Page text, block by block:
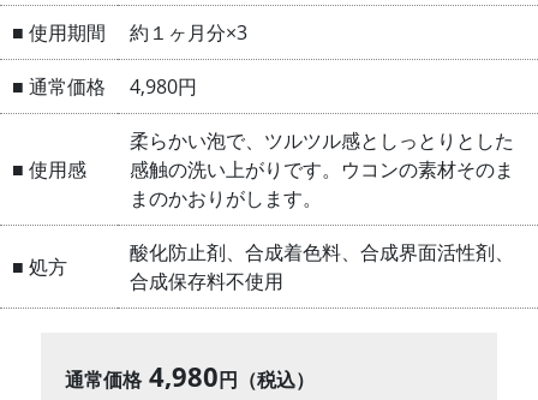
■ 使用期間 約１ヶ月分×3
■ 通常価格 4,980円
■ 使用感
柔らかい泡で、ツルツル感としっとりとした
感触の洗い上がりです。ウコンの素材そのま
まのかおりがします。
■ 処方
酸化防止剤、合成着色料、合成界面活性剤、
合成保存料不使用
通常価格4,980円（税込）